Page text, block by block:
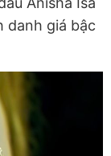
danh giá bậc